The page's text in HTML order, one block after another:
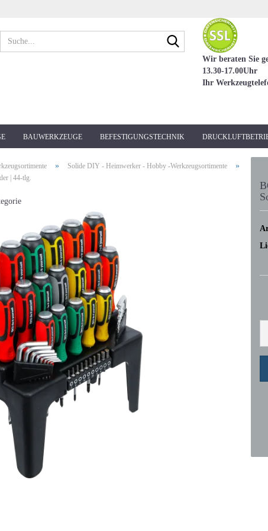
Suche...
Wir beraten Sie
13.30-17.00Uhr
Ihr
BAUWERKZEUGE BEFESTIGUNGSTECHNIK
» Solide DIY - Heimwerker - Hobby -Werkzeugsortimente »
| 44-tlg.